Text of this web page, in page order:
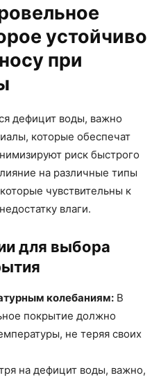
устойчиво
при
дефицит воды, важно
которые обеспечат
риск быстрого
на различные типы
чувствительны к
влаги.
для выбора
колебаниям: В
покрытие должно
не теряя своих
на дефицит воды, важно,